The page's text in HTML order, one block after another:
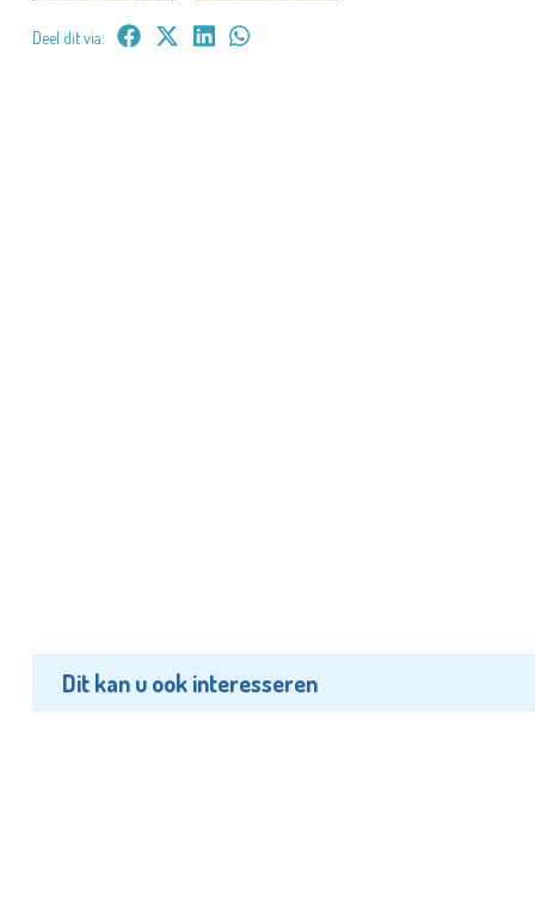
Deel dit via:
Dit kan u ook interesseren